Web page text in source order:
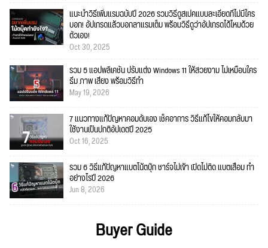
แนะนำวิธีเพิ่มแรมฉบับปี 2026 รวมวิธีดูสเปคแบบละเอียดที่ไม่มีใคร
บอก! อัปเกรดแล้วบอกลาแรมเต็ม พร้อมวิธีดูว่าอัปเกรดได้ไหมด้วย
ตัวเอง!
Oct 30, 2025
รวม 5 แอปพลิเคชัน ปรับแต่ง Windows 11 ให้สวยงาม ไม่เหมือนใคร
ธีม ภาพ เสียง พร้อมวิธีทำ
May 19, 2026
7 แนวทางแก้ปัญหาคอมดับเอง เช็คอาการ วิธีแก้ไขให้คอมกลับมา
ใช้งานเป็นปกติอัปเดตปี 2025
Oct 16, 2025
รวม 6 วิธีแก้ปัญหาแบตโน้ตบุ๊ก ชาร์จไม่เข้า เปิดไม่ติด แบตเสื่อม ทำ
อย่างไรปี 2026
Jun 8, 2026
Buyer Guide